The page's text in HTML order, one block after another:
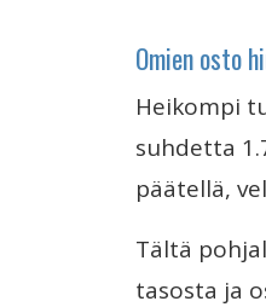
Omien osto
Heikompi
suhdetta
päätellä,
Tältä
tasosta ja